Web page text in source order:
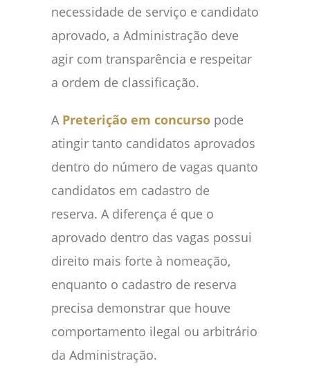
necessidade de serviço e candidato
aprovado, a Administração deve
agir com transparência e respeitar
a ordem de classificação.
A Preterição em concurso pode
atingir tanto candidatos aprovados
dentro do número de vagas quanto
candidatos em cadastro de
reserva. A diferença é que o
aprovado dentro das vagas possui
direito mais forte à nomeação,
enquanto o cadastro de reserva
precisa demonstrar que houve
comportamento ilegal ou arbitrário
da Administração.